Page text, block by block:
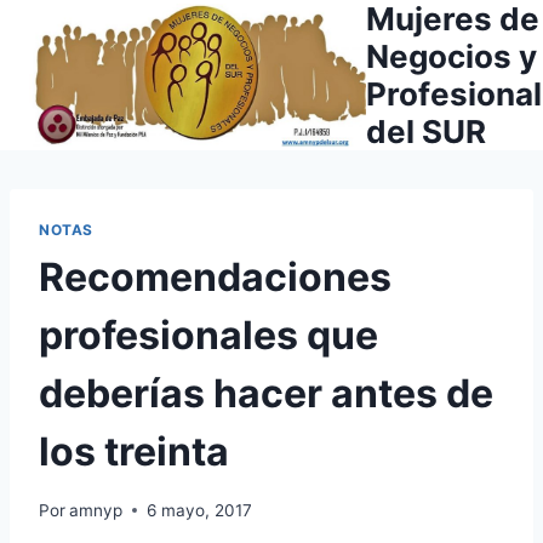
contenido
Mujeres de
Negocios y
del SUR
NOTAS
Recomendaciones
profesionales que
deberías hacer antes de
los treinta
Poramnyp 6 mayo, 2017